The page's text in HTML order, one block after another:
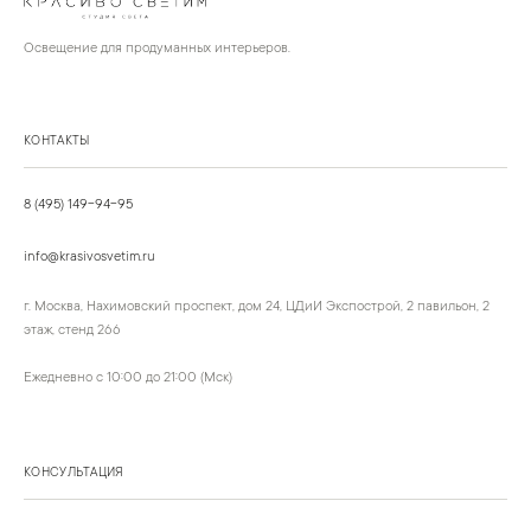
Освещение для продуманных интерьеров.
КОНТАКТЫ
8 (495) 149-94-95
info@krasivosvetim.ru
г. Москва, Нахимовский проспект, дом 24, ЦДиИ Экспострой, 2 павильон, 2
этаж, стенд 266
Ежедневно с 10:00 до 21:00 (Мск)
КОНСУЛЬТАЦИЯ